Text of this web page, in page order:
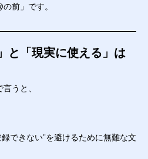
前」です。
と「現実に使える」は
うと、
できない”を避けるために無難な文